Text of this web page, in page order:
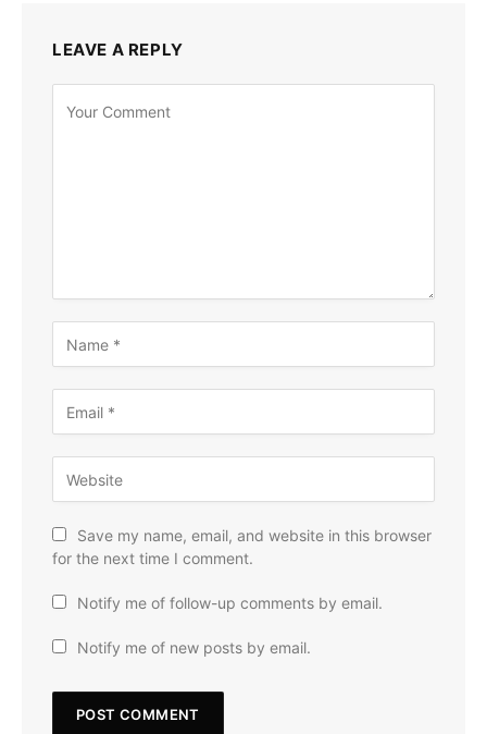
LEAVE A REPLY
Save my name, email, and website in this browser
for the next time I comment.
Notify me of follow-up comments by email.
Notify me of new posts by email.